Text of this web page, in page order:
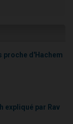
proche d'Hachem
expliqué par Rav